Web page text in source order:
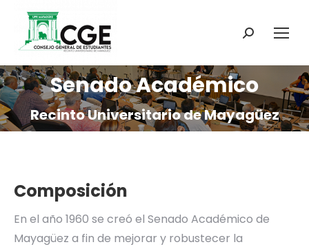
Search:
Senado Académico
Recinto Universitario de Mayagüez
You are here:
Composición
En el año 1960 se creó el Senado Académico de
Mayagüez a fin de mejorar y robustecer la